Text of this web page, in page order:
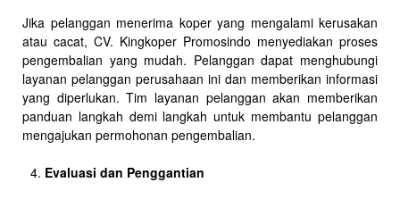
Jika pelanggan menerima koper yang mengalami kerusakan
atau cacat, CV. Kingkoper Promosindo menyediakan proses
pengembalian yang mudah. Pelanggan dapat menghubungi
layanan pelanggan perusahaan ini dan memberikan informasi
yang diperlukan. Tim layanan pelanggan akan memberikan
panduan langkah demi langkah untuk membantu pelanggan
mengajukan permohonan pengembalian.
Evaluasi dan Penggantian